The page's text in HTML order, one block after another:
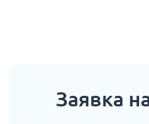
Заявка